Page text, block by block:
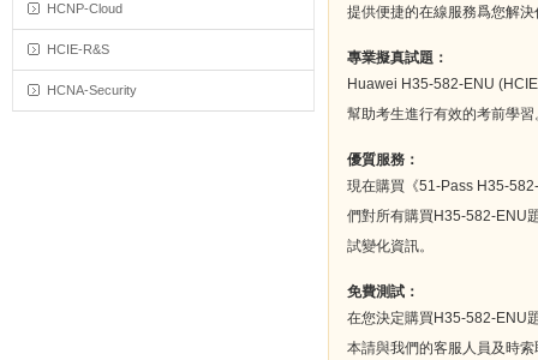
HCNP-Cloud
HCIE-R&S
HCNA-Security
提供便捷的在線服務爲您解
專業擬真試題：
Huawei H35-582-ENU
幫助考生進行有效的考前學習
優質服務：
現在購買《51-Pass H35-
們對所有購買H35-582-ENU
試變化資訊。
免費測試：
在您決定購買H35-582-ENU
本請與我們的客服人員及時索